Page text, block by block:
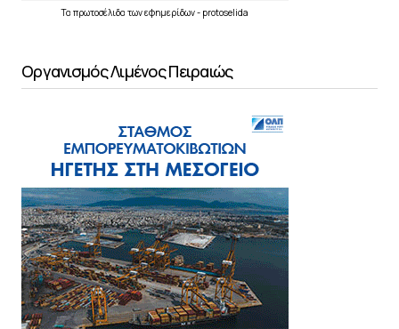
Τα πρωτοσέλιδα τωνεφημερίδων- protoselida
Οργανισμός Λιμένος Πειραιώς